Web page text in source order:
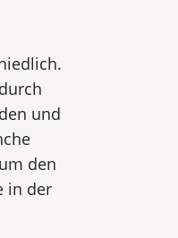
und
den
in der